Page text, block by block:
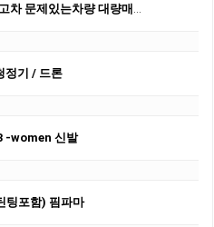
있는차량 대량매입합니다 ■■
정기 / 드론
-women 신발
팅포함) 핌파마